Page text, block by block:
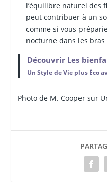
l’équilibre naturel des
peut contribuer à un
comme si vous
nocturne dans les
Découvrir Les
Un Style de Vie plus Éco
Photo de M. Cooper sur